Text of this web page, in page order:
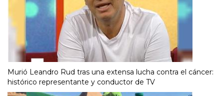
Murió Leandro Rud tras una extensa lucha contra el cáncer:
histórico representante y conductor de TV